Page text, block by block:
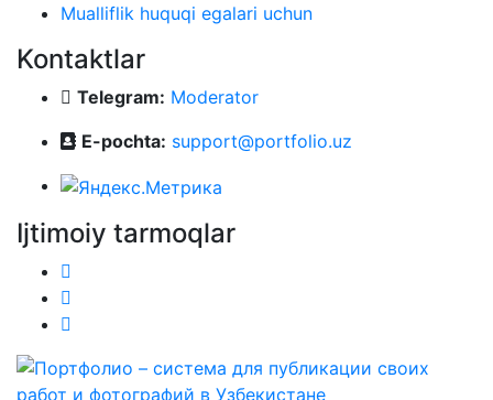
Mualliflik huquqi egalari uchun
Kontaktlar
Telegram: Moderator
E-pochta: support@portfolio.uz
Ijtimoiy tarmoqlar